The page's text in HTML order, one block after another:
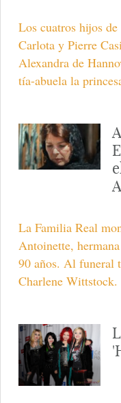
Los cuatros hijos
Carlota y Pierre
Alexandra de
tía-abuela la
La Familia Real
Antoinette,
90 años. Al funeral
Charlene Wittstock.